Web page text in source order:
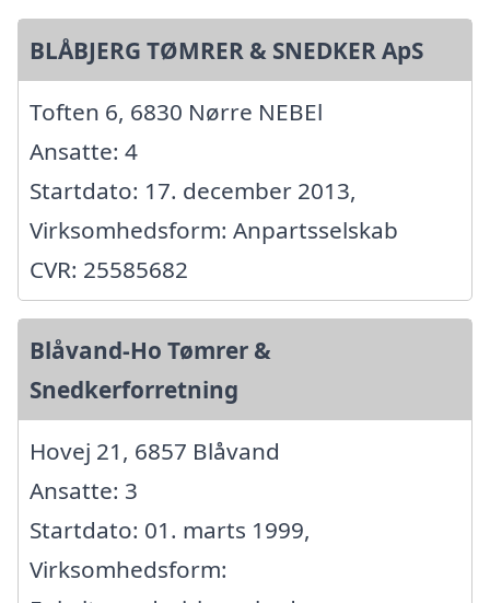
BLÅBJERG TØMRER & SNEDKER ApS
Toften 6, 6830 Nørre NEBEl
Ansatte: 4
Startdato: 17. december 2013,
Virksomhedsform: Anpartsselskab
CVR: 25585682
Blåvand-Ho Tømrer &
Snedkerforretning
Hovej 21, 6857 Blåvand
Ansatte: 3
Startdato: 01. marts 1999,
Virksomhedsform: